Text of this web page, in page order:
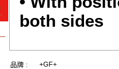
both sides
品牌 : +GF+